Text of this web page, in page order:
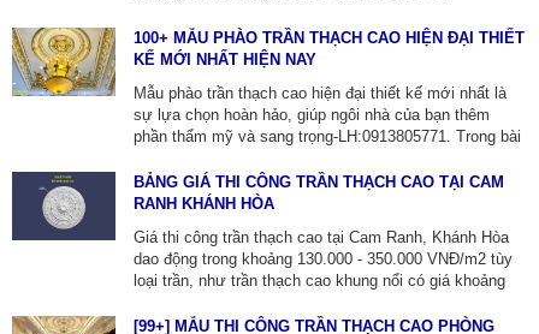
không thể thiếu,được sử dụng rộng rãi khi làm hệ trần
theo phong cách cổ điển và tân cổ điển,giúp nâng cao
100+ MẪU PHÀO TRẦN THẠCH CAO HIỆN ĐẠI THIẾT
KẾ MỚI NHẤT HIỆN NAY
Mẫu phào trần thạch cao hiện đại thiết kế mới nhất là
sự lựa chọn hoàn hảo, giúp ngôi nhà của bạn thêm
phần thẩm mỹ và sang trọng-LH:0913805771. Trong bài
mẫu phòng khách đẹp, hiện đại, mới nhất hiện nay.
BẢNG GIÁ THI CÔNG TRẦN THẠCH CAO TẠI CAM
RANH KHÁNH HÒA
Giá thi công trần thạch cao tại Cam Ranh, Khánh Hòa
dao động trong khoảng 130.000 - 350.000 VNĐ/m2 tùy
loại trần, như trần thạch cao khung nổi có giá khoảng
cao tại cam ranh, bạn có thể liên hệ các công ty chuyên
[99+] MẪU THI CÔNG TRẦN THẠCH CAO PHÒNG